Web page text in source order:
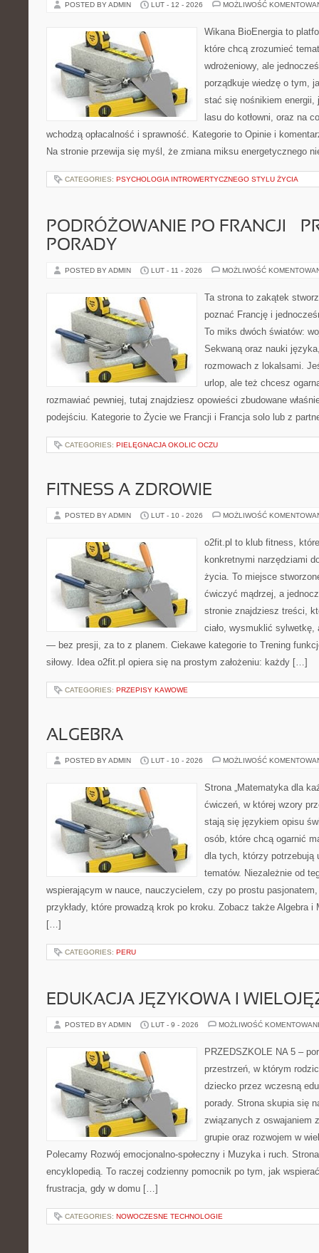
POSTED BY ADMIN LUT - 12 - 2026 MOŻLIWOŚĆ
Wikana BioEnergia to
które chcą zrozumieć
wdrożeniowy, ale
porządkuje wiedzę o tym,
stać się nośnikiem energii,
lasu do kotłowni, oraz na
wchodzą opłacalność i sprawność. Kategorie to Opinie i
Na stronie przewija się myśl, że zmiana miksu energetycznego
CATEGORIES: PSYCHOLOGIA INTROWERTYCZNEGO STYLU ŻYCIA
PODRÓŻOWANIE PO FRANCJI –
PORADY
POSTED BY ADMIN LUT - 11 - 2026 MOŻLIWOŚĆ
Ta strona to zakątek
poznać Francję i
To miks dwóch światów:
Sekwaną oraz nauki
rozmowach z lokalsami.
urlop, ale też chcesz
rozmawiać pewniej, tutaj znajdziesz opowieści zbudowane
podejściu. Kategorie to Życie we Francji i Francja solo lub z
CATEGORIES: PIELĘGNACJA OKOLIC OCZU
FITNESS A ZDROWIE
POSTED BY ADMIN LUT - 10 - 2026 MOŻLIWOŚĆ
o2fit.pl to klub fitness,
konkretnymi narzędziami
życia. To miejsce
ćwiczyć mądrzej, a
stronie znajdziesz treści,
ciało, wysmuklić sylwetkę,
— bez presji, za to z planem. Ciekawe kategorie to Trening
siłowy. Idea o2fit.pl opiera się na prostym założeniu: każdy […]
CATEGORIES: PRZEPISY KAWOWE
ALGEBRA
POSTED BY ADMIN LUT - 10 - 2026 MOŻLIWOŚĆ
Strona „Matematyka dla
ćwiczeń, w której wzory
stają się językiem opisu
osób, które chcą ogarnić
dla tych, którzy potrzebują
tematów. Niezależnie od
wspierającym w nauce, nauczycielem, czy po prostu
przykłady, które prowadzą krok po kroku. Zobacz także Algebra i
[…]
CATEGORIES: PERU
EDUKACJA JĘZYKOWA I
POSTED BY ADMIN LUT - 9 - 2026 MOŻLIWOŚĆ
PRZEDSZKOLE NA 5 –
przestrzeń, w którym
dziecko przez wczesną
porady. Strona skupia się
związanych z oswajaniem
grupie oraz rozwojem w
Polecamy Rozwój emocjonalno-społeczny i Muzyka i ruch.
encyklopedią. To raczej codzienny pomocnik po tym, jak
frustracja, gdy w domu […]
CATEGORIES: NOWOCZESNE TECHNOLOGIE